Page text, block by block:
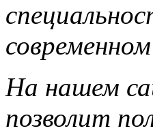
На нашем
позволит